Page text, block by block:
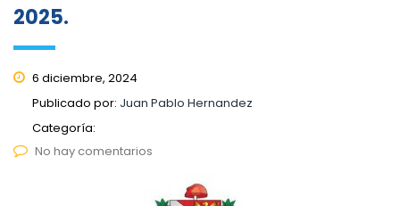
2025.
6 diciembre, 2024
Publicado por: Juan Pablo Hernandez
Categoría:
No hay comentarios